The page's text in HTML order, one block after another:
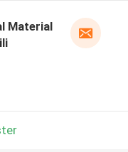
Material